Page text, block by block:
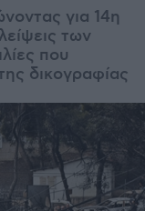
για 14η
των
που
δικογραφίας